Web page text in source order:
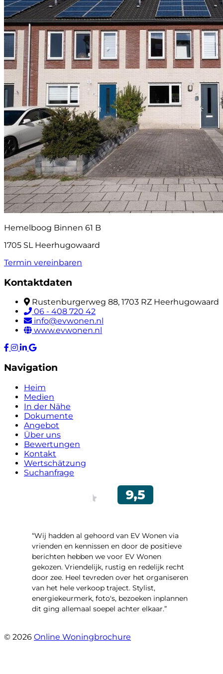
Hemelboog Binnen 61 B
1705 SL Heerhugowaard
Termin vereinbaren
Kontaktdaten
Rustenburgerweg 88, 1703 RZ Heerhugowaard
06 - 408 720 42
info@evwonen.nl
www.evwonen.nl
Navigation
Heim
Medien
In der Nähe
Dokumente
Angebot
Über uns
Bewertungen
Kontakt
Wertschätzung
Suchanfrage
“Wij hadden al gehoord van EV Wonen via
vrienden en kennissen en door de positieve
berichten hebben we voor EV Wonen
gekozen. Vriendelijk, rustig en redelijk recht
door zee. Heel tevreden over het organiseren
van het hele verkoop traject. Stylist,
energiekeurmerk, foto's, bezoeken inplannen
dit ging allemaal soepel achter elkaar.”
© 2026 Online Woningbrochure